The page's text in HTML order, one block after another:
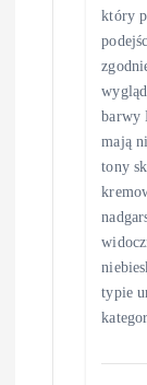
który
barwy
mają
tony
typie